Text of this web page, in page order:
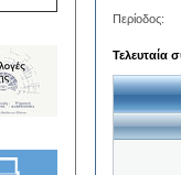
Περίοδος:
Τελευταία